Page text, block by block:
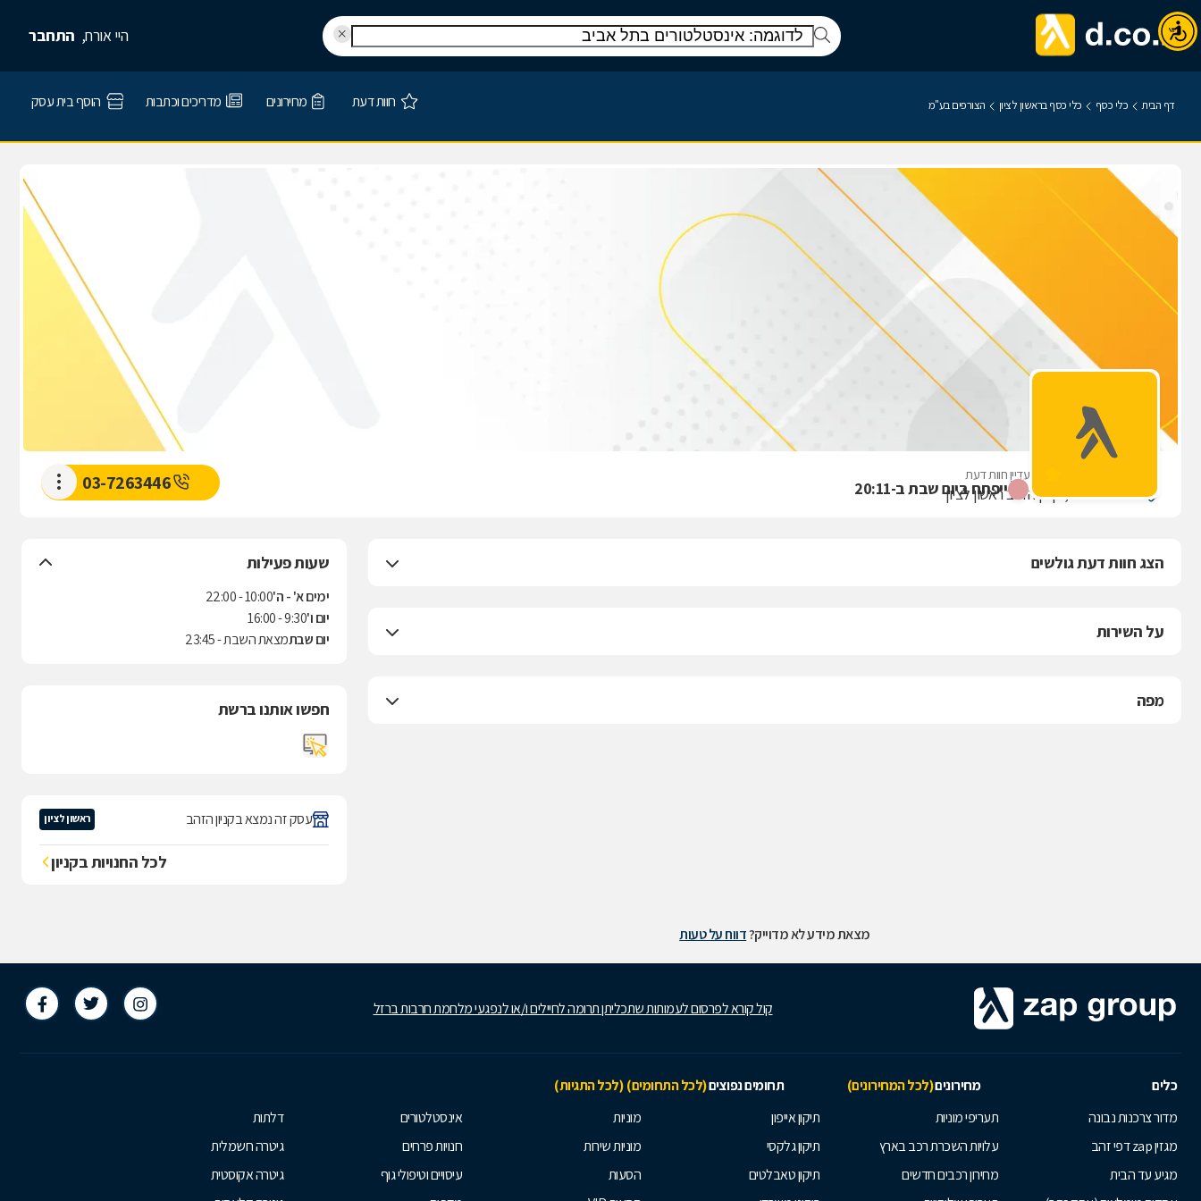
היי אורח, התחבר
דף הבית כלי כסף כלי כסף בראשון לציון הצורפים בע"מ חוות דעת מחירונים מדריכים וכתבות הוסף בית עסק
ייפתח ביום שבת ב-20:11
אין עדיין חוות דעת
סחרוב דוד 21, קניון הזהב ראשון לציון 03-7263446
הצג חוות דעת גולשים
על השירות
מפה
שעות פעילות
ימים א' - ה'10:00 - 22:00
יום ו'9:30 - 16:00
יום שבתמצאת השבת - 23:45
חפשו אותנו ברשת
עסק זה נמצא בקניון הזהב ראשון לציון
לכל החנויות בקניון
מצאת מידע לא מדוייק?דווח על טעות
קול קורא לפרסום לעמותות שתכליתן תרומה לחיילים ו/או לנפגעי מלחמת חרבות ברזל
כלים מחירונים(לכל המחירונים) תחומים נפוצים(לכל התחומים) (לכל התגיות)
מדור צרכנות נבונה
מגזין zap דפי זהב
מגיע עד הבית
תעריפי מוניות
עלויות השכרת רכב בארץ
מחירון רכבים חדשים
תיקון אייפון
תיקון גלקסי
תיקון טאבלטים
מוניות
מוניות שירות
הסעות
אינסטלטורים
חנויות פרחים
עיסויים וטיפולי גוף
דלתות
גיטרה חשמלית
גיטרה אקוסטית